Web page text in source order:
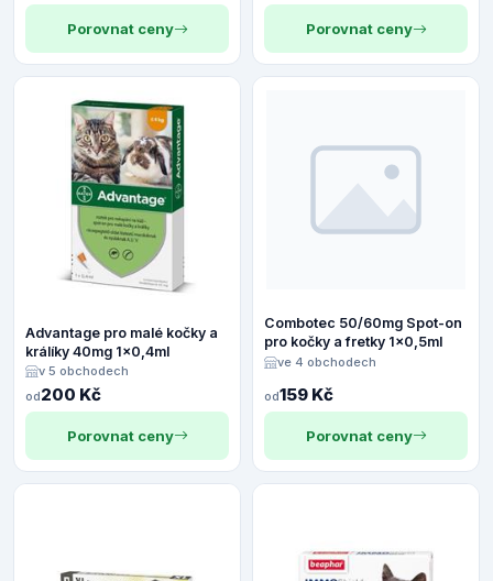
Porovnat ceny Porovnat ceny
Advantage pro malé kočky a
králíky 40mg 1x0,4ml
v 5 obchodech
od200 Kč
Porovnat ceny
Combotec 50/60mg Spot-on
pro kočky a fretky 1x0,5ml
ve 4 obchodech
od159 Kč
Porovnat ceny